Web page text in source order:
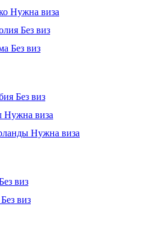
Нужна виза
Без виз
Без виз
Без виз
Нужна виза
Нужна виза
виз
Без виз